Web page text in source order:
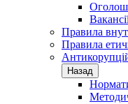
Правила
Правила
Назад